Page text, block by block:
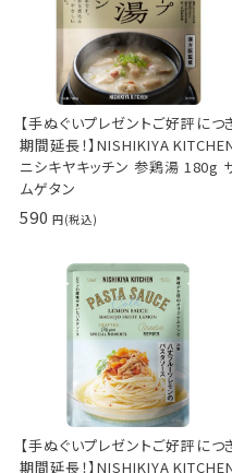
【手ぬぐいプレゼントご好評につ
期間延長！】NISHIKIYA
ニシキヤキッチン 参鶏湯 180g
ムゲタン
590
【手ぬぐいプレゼントご好評につ
期間延長！】NISHIKIYA